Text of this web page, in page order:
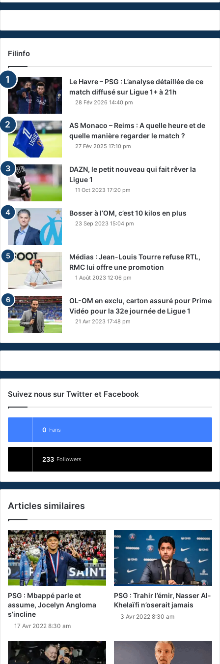
Filinfo
Le Havre – PSG : L’analyse détaillée de ce
match diffusé sur Ligue 1+ à 21h
28 Fév 2026 14:40 pm
AS Monaco – Reims : A quelle heure et de
quelle manière regarder le match ?
27 Fév 2025 17:10 pm
DAZN, le petit nouveau qui fait rêver la
Ligue 1
11 Oct 2023 17:20 pm
Bosser à l’OM, c’est 10 kilos en plus
23 Sep 2023 15:04 pm
Médias : Jean-Louis Tourre refuse RTL,
RMC lui offre une promotion
1 Août 2023 12:06 pm
OL-OM en exclu, carton assuré pour Prime
Vidéo pour la 32e journée de Ligue 1
21 Avr 2023 17:48 pm
Suivez nous sur Twitter et Facebook
0 Fans
233 Followers
Articles similaires
PSG : Mbappé parle et
assume, Jocelyn Angloma
s’incline
17 Avr 2022 8:30 am
PSG : Trahir l’émir, Nasser Al-
Khelaïfi n’oserait jamais
3 Avr 2022 8:30 am